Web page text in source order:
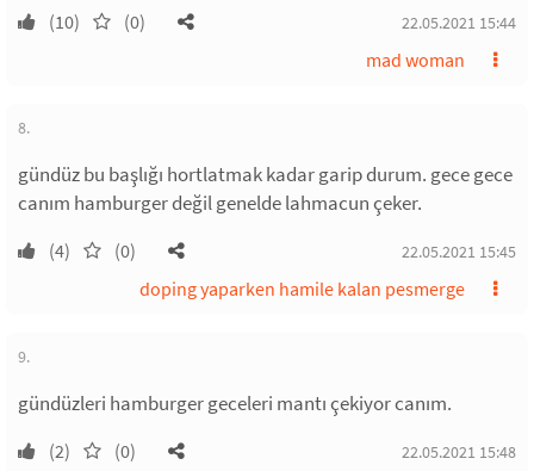
(10) (0) 22.05.2021 15:44
mad woman
8.
gündüz bu başlığı hortlatmak kadar garip durum. gece gece
canım hamburger değil genelde lahmacun çeker.
(4) (0) 22.05.2021 15:45
doping yaparken hamile kalan pesmerge
9.
gündüzleri hamburger geceleri mantı çekiyor canım.
(2) (0) 22.05.2021 15:48